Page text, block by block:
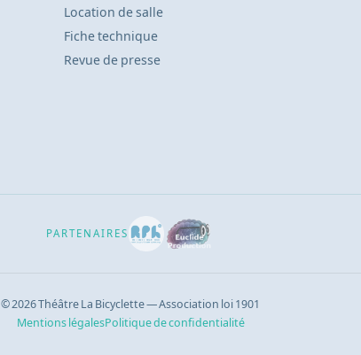
Location de salle
Fiche technique
Revue de presse
PARTENAIRES
© 2026 Théâtre La Bicyclette — Association loi 1901
Mentions légalesPolitique de confidentialité